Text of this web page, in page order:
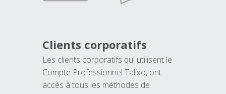
Clients corporatifs
Les clients corporatifs qui utilisent le
Compte Professionnel Talixo, ont
accès à tous les méthodes de